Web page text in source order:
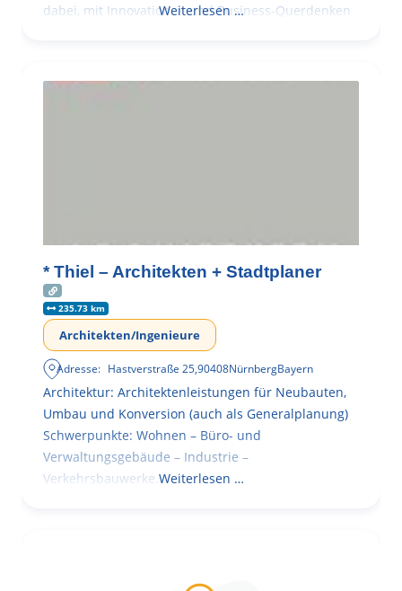
dabei, mit Innovationen und Business-Querdenken
Weiterlesen …
* Thiel – Architekten + Stadtplaner
235.73 km
Architekten/Ingenieure
Adresse: Hastverstraße 25,90408NürnbergBayern
Architektur: Architektenleistungen für Neubauten,
Umbau und Konversion (auch als Generalplanung)
Schwerpunkte: Wohnen – Büro- und
Verwaltungsgebäude – Industrie –
Verkehrsbauwerke. Weiterlesen …